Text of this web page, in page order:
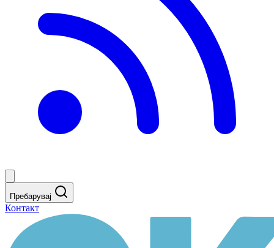
Пребарувај
Контакт